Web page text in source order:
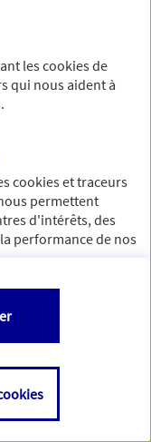
nous empêche
à rafraichir ce
notre page de
lescookiesde
qui nous aident à
cookies et traceurs
permettent
d'intérêts, des
performance de nos
comme de